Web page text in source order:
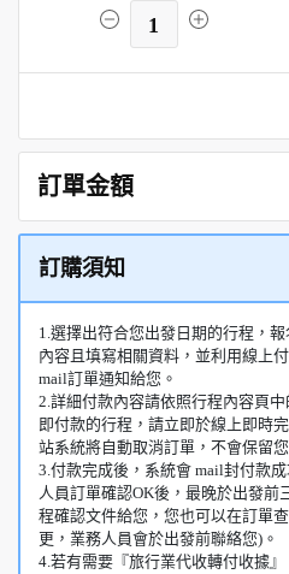
1
訂單金額
訂購須知
1.選擇出符合您出發日期的行程，
內容且填寫相關資料，並利用線上
mail訂單通知給您。
2.詳細付款內容請依照行程內容頁
即付款的行程，請立即於線上即時
站系統將自動取消訂單，不會保留
3.付款完成後，系統會 mail封付款
人員訂單確認OK後，最晚於出發前
程確認文件給您，您也可以在訂單
更，業務人員會於出發前聯絡您)。
4.若有需要『旅行業代收轉付收據